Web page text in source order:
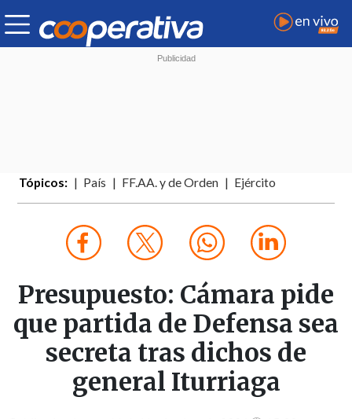
Tópicos: País FF.AA. y de Orden Ejército
Presupuesto: Cámara pide
que partida de Defensa sea
secreta tras dichos de
general Iturriaga